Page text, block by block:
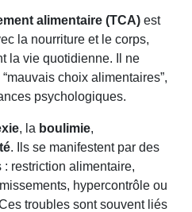
alimentaire (TCA) est
la nourriture et le corps,
la vie quotidienne. Il ne
choix alimentaires”,
psychologiques.
, la boulimie,
. Ils se manifestent par des
restriction alimentaire,
hypercontrôle ou
troubles sont souvent liés